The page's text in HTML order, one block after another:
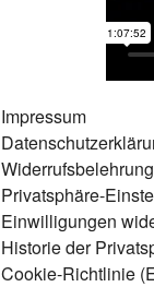
Impressum
Widerrufsbelehrung
Privatsphäre-
Einwilligungen
Historie der
Cookie-Richtlinie